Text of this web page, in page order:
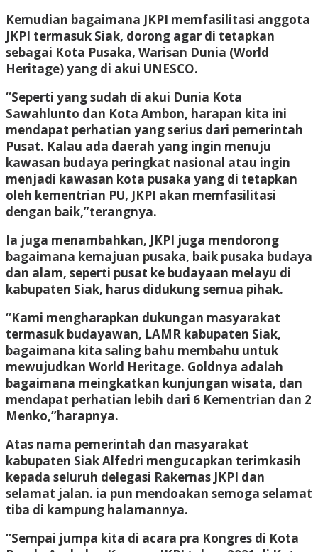
Kemudian bagaimana JKPI memfasilitasi anggota
JKPI termasuk Siak, dorong agar di tetapkan
sebagai Kota Pusaka, Warisan Dunia (World
Heritage) yang di akui UNESCO.
“Seperti yang sudah di akui Dunia Kota
Sawahlunto dan Kota Ambon, harapan kita ini
mendapat perhatian yang serius dari pemerintah
Pusat. Kalau ada daerah yang ingin menuju
kawasan budaya peringkat nasional atau ingin
menjadi kawasan kota pusaka yang di tetapkan
oleh kementrian PU, JKPI akan memfasilitasi
dengan baik,”terangnya.
Ia juga menambahkan, JKPI juga mendorong
bagaimana kemajuan pusaka, baik pusaka budaya
dan alam, seperti pusat ke budayaan melayu di
kabupaten Siak, harus didukung semua pihak.
“Kami mengharapkan dukungan masyarakat
termasuk budayawan, LAMR kabupaten Siak,
bagaimana kita saling bahu membahu untuk
mewujudkan World Heritage. Goldnya adalah
bagaimana meingkatkan kunjungan wisata, dan
mendapat perhatian lebih dari 6 Kementrian dan 2
Menko,”harapnya.
Atas nama pemerintah dan masyarakat
kabupaten Siak Alfedri mengucapkan terimkasih
kepada seluruh delegasi Rakernas JKPI dan
selamat jalan. ia pun mendoakan semoga selamat
tiba di kampung halamannya.
“Sempai jumpa kita di acara pra Kongres di Kota